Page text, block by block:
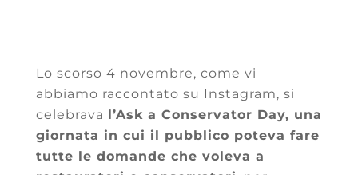
Lo scorso 4 novembre, come vi
abbiamo raccontato su Instagram, si
celebrava l’Ask a Conservator Day, una
giornata in cui il pubblico poteva fare
tutte le domande che voleva a